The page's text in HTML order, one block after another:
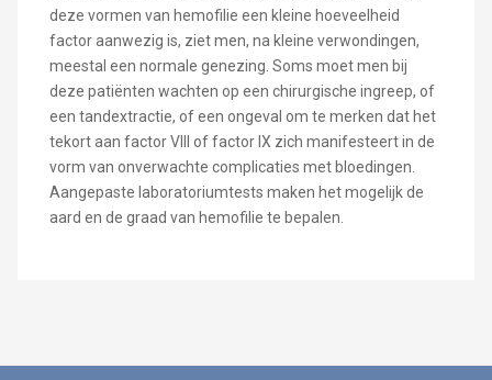
deze vormen van hemofilie een kleine hoeveelheid
factor aanwezig is, ziet men, na kleine verwondingen,
meestal een normale genezing. Soms moet men bij
deze patiënten wachten op een chirurgische ingreep, of
een tandextractie, of een ongeval om te merken dat het
tekort aan factor VIII of factor IX zich manifesteert in de
vorm van onverwachte complicaties met bloedingen.
Aangepaste laboratoriumtests maken het mogelijk de
aard en de graad van hemofilie te bepalen.